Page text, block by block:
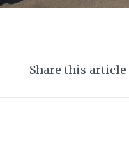
Share this article